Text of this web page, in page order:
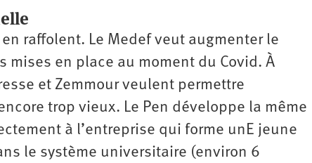
raffolent. Le Medef veut augmenter le
mises en place au moment du Covid. À
et Zemmour veulent permettre
trop vieux. Le Pen développe la même
à l’entreprise qui forme unE jeune
le système universitaire (environ 6